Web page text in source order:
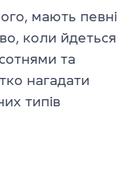
мають певні
коли йдеться
та
нагадати
типів